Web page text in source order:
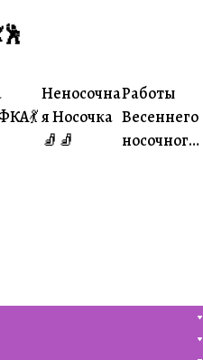
#Ваше
творчество
Неносочна
я Носочка
🧦🧦
#Ваше
Работы
Весеннего
носочного